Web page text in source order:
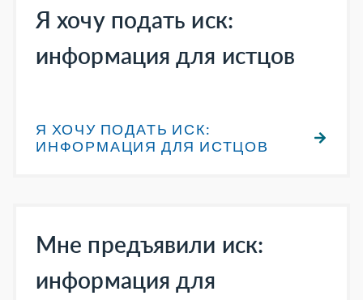
Я хочу подать иск:
информация для истцов
Я ХОЧУ ПОДАТЬ ИСК:
ИНФОРМАЦИЯ ДЛЯ ИСТЦОВ
Мне предъявили иск:
информация для